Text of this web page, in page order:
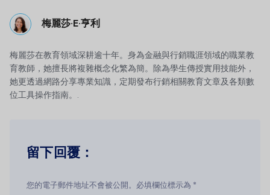
梅麗莎·E·亨利
梅麗莎在教育領域深耕逾十年。身為金融與行銷職涯領域的職業教
育教師，她擅長將複雜概念化繁為簡。除為學生傳授實用技能外，
她更透過網路分享專業知識，定期發布行銷相關教育文章及各類數
位工具操作指南。.
留下回覆：
您的電子郵件地址不會被公開。必填欄位標示為 *